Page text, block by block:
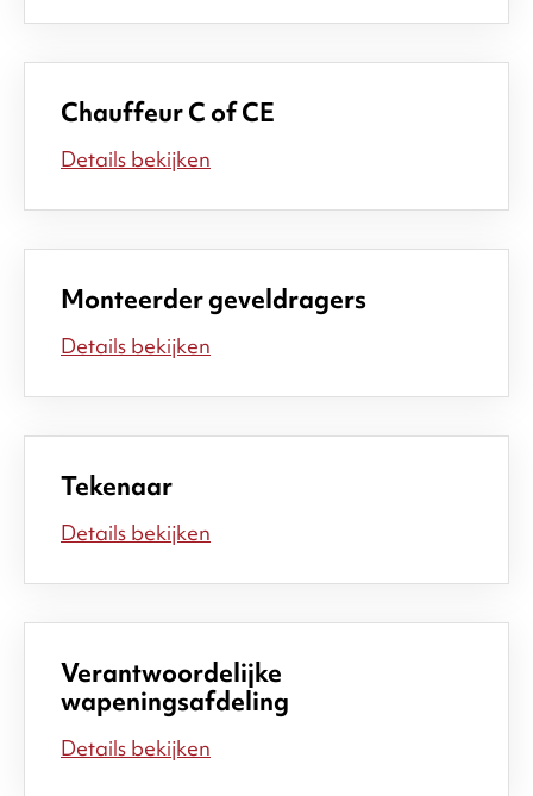
Chauffeur C of CE
Details bekijken
Monteerder geveldragers
Details bekijken
Tekenaar
Details bekijken
Verantwoordelijke
wapeningsafdeling
Details bekijken